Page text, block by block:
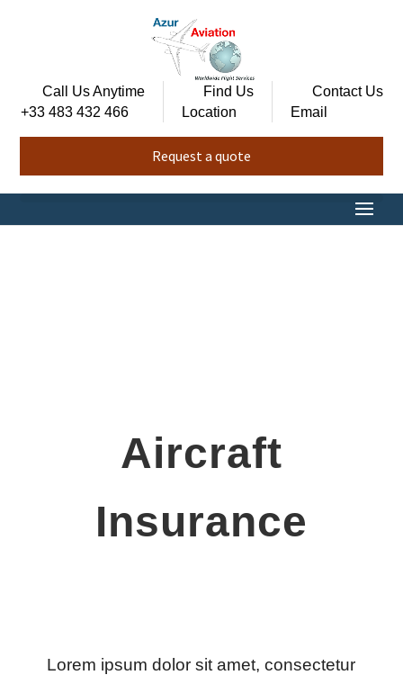
Call Us Anytime
+33 483 432 466
Find Us
Location
Contact Us
Email
Request a quote
Aircraft
Insurance
Lorem ipsum dolor sit amet, consectetur